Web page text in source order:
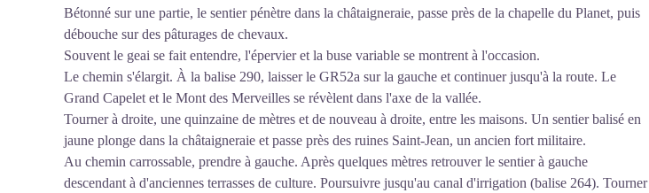
Bétonné sur une partie, le sentier pénètre dans la châtaigneraie, passe près de la chapelle du Planet, puis
débouche sur des pâturages de chevaux.
Souvent le geai se fait entendre, l'épervier et la buse variable se montrent à l'occasion.
Le chemin s'élargit. À la balise 290, laisser le GR52a sur la gauche et continuer jusqu'à la route. Le
Grand Capelet et le Mont des Merveilles se révèlent dans l'axe de la vallée.
Tourner à droite, une quinzaine de mètres et de nouveau à droite, entre les maisons. Un sentier balisé en
jaune plonge dans la châtaigneraie et passe près des ruines Saint-Jean, un ancien fort militaire.
Au chemin carrossable, prendre à gauche. Après quelques mètres retrouver le sentier à gauche
descendant à d'anciennes terrasses de culture. Poursuivre jusqu'au canal d'irrigation (balise 264). Tourner